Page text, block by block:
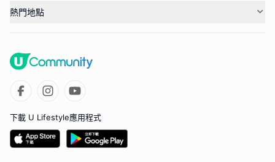
熱門地點
下載 U Lifestyle應用程式